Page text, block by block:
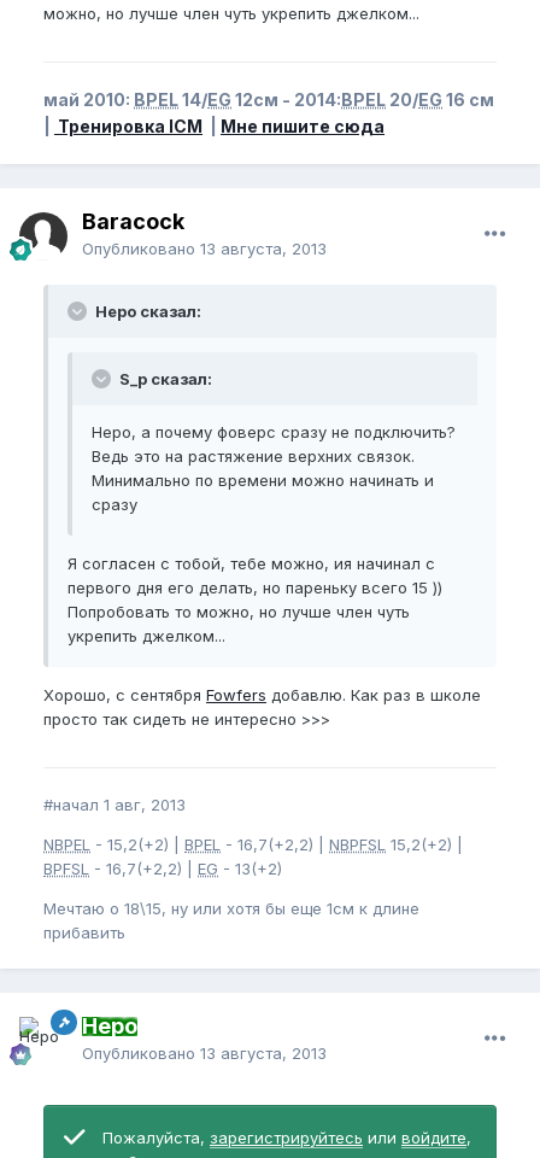
можно, но лучше член чуть укрепить джелком...
май 2010: BPEL14/EG 12см - 2014:BPEL 20/EG 16 см
Тренировка ICM Мне пишите сюда
Baracock
Опубликовано 13 августа, 2013
Неро сказал:
S_p сказал:
Неро, а почему фоверс сразу не подключить?
Ведь это на растяжение верхних связок.
Минимально по времени можно начинать и
сразу
Я согласен с тобой, тебе можно, ия начинал с
первого дня его делать, но пареньку всего 15 ))
Попробовать то можно, но лучше член чуть
укрепить джелком...
Хорошо, с сентября Fowfers добавлю. Как раз в школе
просто так сидеть не интересно >>>
#начал 1 авг, 2013
NBPEL - 15,2(+2) | BPEL - 16,7(+2,2) | NBPFSL 15,2(+2) |
BPFSL
- 16,7(+2,2) | EG - 13(+2)
Мечтаю о 18\15, ну или хотя бы еще 1см к длине
прибавить
Неро
Опубликовано 13 августа, 2013
Пожалуйста, зарегистрируйтесь или войдите,